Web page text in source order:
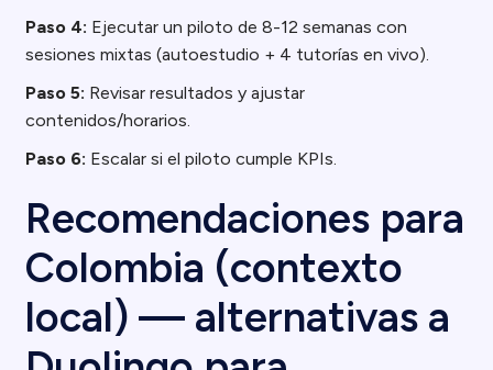
Paso 4: Ejecutar un piloto de 8-12 semanas con
sesiones mixtas (autoestudio + 4 tutorías en vivo).
Paso 5: Revisar resultados y ajustar
contenidos/horarios.
Paso 6: Escalar si el piloto cumple KPIs.
Recomendaciones para
Colombia (contexto
local) — alternativas a